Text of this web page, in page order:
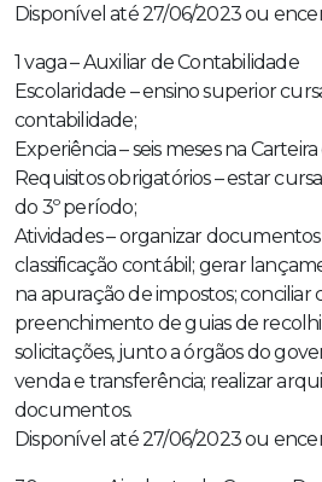
Disponível até 27/06/2023 ou
1 vaga – Auxiliar de Contabilidade
Escolaridade – ensino superior
contabilidade;
Experiência – seis meses na
Requisitos obrigatórios – estar
do 3º período;
Atividades – organizar
classificação contábil; gerar
na apuração de impostos; conciliar
preenchimento de guias de
solicitações, junto a órgãos do
venda e transferência; realizar
documentos.
Disponível até 27/06/2023 ou